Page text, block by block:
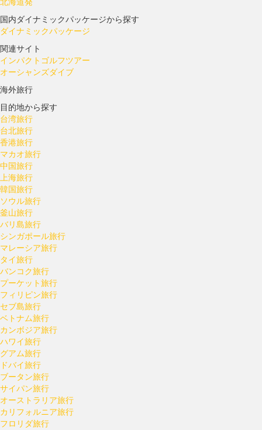
国内ダイナミックパッケージから探す
ダイナミックパッケージ
関連サイト
インパクトゴルフツアー
オーシャンズダイブ
海外旅行
目的地から探す
台湾旅行
台北旅行
香港旅行
マカオ旅行
中国旅行
上海旅行
韓国旅行
ソウル旅行
釜山旅行
バリ島旅行
シンガポール旅行
マレーシア旅行
タイ旅行
バンコク旅行
プーケット旅行
フィリピン旅行
セブ島旅行
ベトナム旅行
カンボジア旅行
ハワイ旅行
グアム旅行
ドバイ旅行
ブータン旅行
サイパン旅行
オーストラリア旅行
カリフォルニア旅行
フロリダ旅行